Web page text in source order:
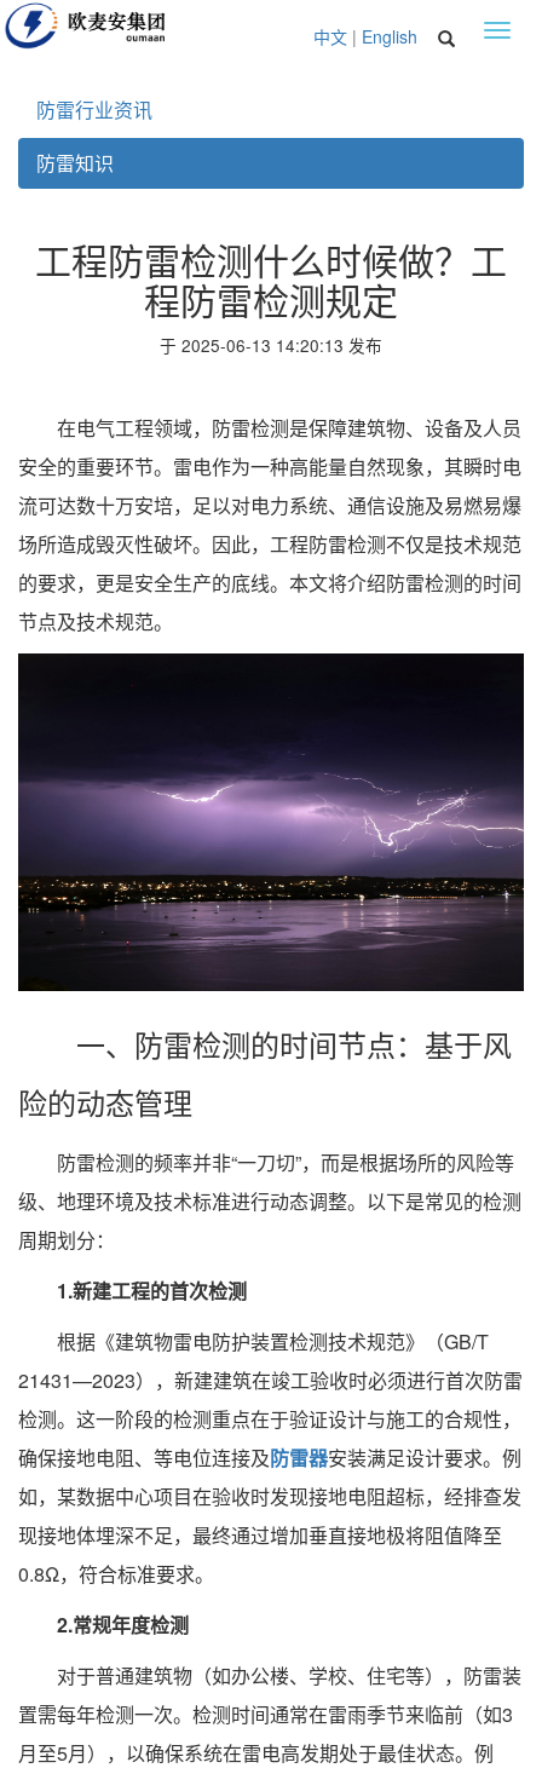
中文 | English
防雷行业资讯
防雷知识
工程防雷检测什么时候做？工
程防雷检测规定
于 2025-06-13 14:20:13 发布
在电气工程领域，防雷检测是保障建筑物、设备及人员
安全的重要环节。雷电作为一种高能量自然现象，其瞬时电
流可达数十万安培，足以对电力系统、通信设施及易燃易爆
场所造成毁灭性破坏。因此，工程防雷检测不仅是技术规范
的要求，更是安全生产的底线。本文将介绍防雷检测的时间
节点及技术规范。
一、防雷检测的时间节点：基于风
险的动态管理
防雷检测的频率并非“一刀切”，而是根据场所的风险等
级、地理环境及技术标准进行动态调整。以下是常见的检测
周期划分：
1.新建工程的首次检测
根据《建筑物雷电防护装置检测技术规范》（GB/T
21431—2023），新建建筑在竣工验收时必须进行首次防雷
检测。这一阶段的检测重点在于验证设计与施工的合规性，
确保接地电阻、等电位连接及防雷器安装满足设计要求。例
如，某数据中心项目在验收时发现接地电阻超标，经排查发
现接地体埋深不足，最终通过增加垂直接地极将阻值降至
0.8Ω，符合标准要求。
2.常规年度检测
对于普通建筑物（如办公楼、学校、住宅等），防雷装
置需每年检测一次。检测时间通常在雷雨季节来临前（如3
月至5月），以确保系统在雷电高发期处于最佳状态。例